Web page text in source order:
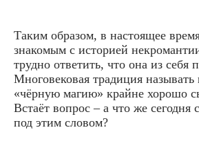
Таким образом, в настоящее
знакомым с историей
трудно ответить, что она из себя
Многовековая традиция называть
«чёрную магию» крайне хорошо
Встаёт вопрос – а что же сегодня
под этим словом?